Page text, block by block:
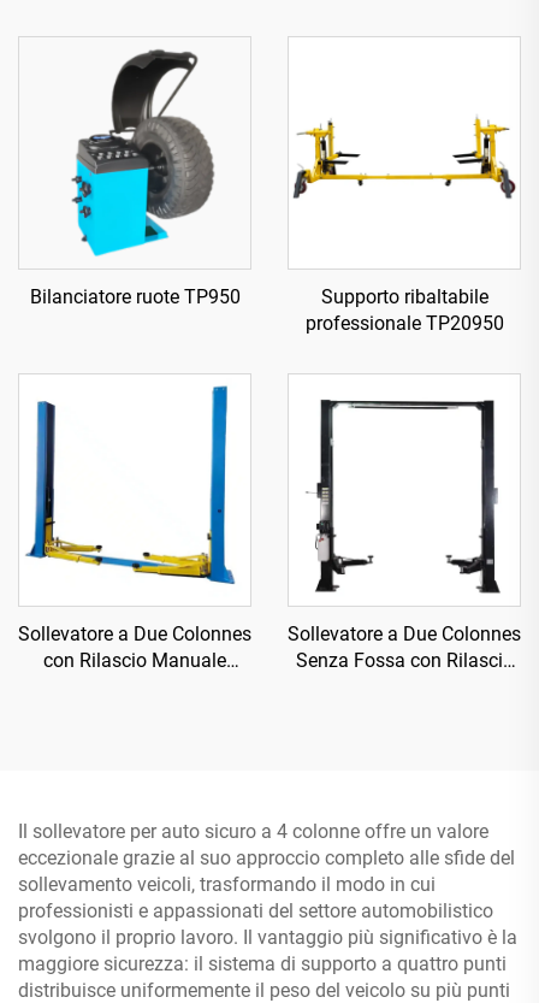
Bilanciatore ruote TP950
Supporto ribaltabile
professionale TP20950
Sollevatore a Due Colonnes
con Rilascio Manuale
Sollevatore a Due Colonnes
Senza Fossa con Rilascio
Il sollevatore per auto sicuro a 4 colonne offre un valore
eccezionale grazie al suo approccio completo alle sfide del
sollevamento veicoli, trasformando il modo in cui
professionisti e appassionati del settore automobilistico
svolgono il proprio lavoro. Il vantaggio più significativo è la
maggiore sicurezza: il sistema di supporto a quattro punti
distribuisce uniformemente il peso del veicolo su più punti